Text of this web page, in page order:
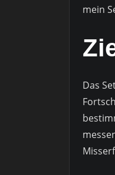
mein
Das